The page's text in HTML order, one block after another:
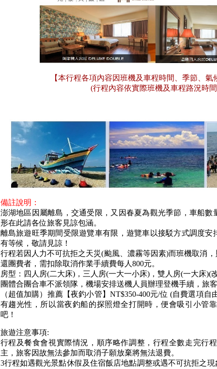
【本行程各項內容因班機及車程時間、季節、
(行程內容依實際班機及車程路況時
備註說明：
澎湖地區因屬離島，交通受限，又因春夏為觀光季節，車船
形在此請各位旅客見諒包涵。
離島旅遊旺季期間受限遊覽車有限，遊覽車以接駁方式調度
有等候，敬請見諒！
行程若因人力不可抗拒之天災(颱風、濃霧等因素)而班機取消
還團費者，需扣除取消作業手續費每人800元。
房型：四人房(二大床)，三人房(一大一小床)，雙人房(一大床)(
團體合團合車不派領隊，機場安排送機人員辦理登機手續，旅
（超值加購）推薦【夜釣小管】NT$350-400元/位 (自費選項
有趨光性，所以當夜釣船的探照燈全打開時，便會吸引小管
吧！
旅遊注意事項:
行程及餐食會視實際情況，順序略作調整，行程全數走完行
主，旅客因故無法參加而取消子願放棄將無法退費。
3行程如遇觀光景點休假及住宿飯店地點調整或遇不可抗拒之